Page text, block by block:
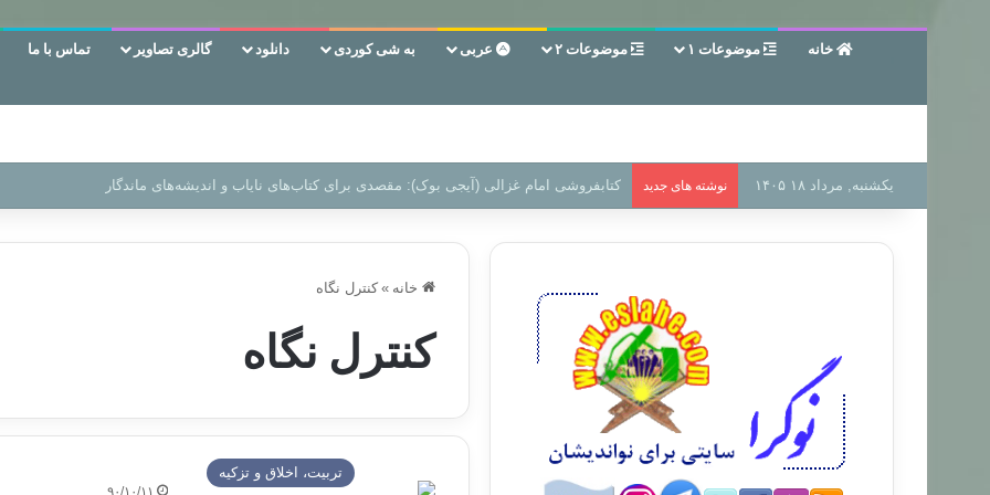
خانه موضوعات ۱ موضوعات ۲ عربی به شی کوردی دانلود گالری تصاویر تماس با ما
یکشنبه, مرداد ۱۸ ۱۴۰۵ نوشته های جدید سر دفتر فساد در زمین‌، دوری وکناره‌گیری از راه خداست‌!
خانه » کنترل نگاه
کنترل نگاه
تربیت، اخلاق و تزکیه
۹۰/۱۰/۱۱